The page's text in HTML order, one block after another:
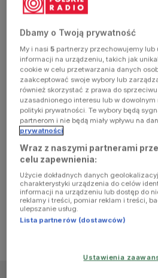
has
occurred
(see the
browser
console for
more
information)
Dbamy o Twoją prywatność
My i nasi5 partnerzy przechowujemy lub
informacji na urządzeniu, takich jak
cookie w celu przetwarzania danych
zaakceptować swoje wybory lub
również skorzystać z prawa do
uzasadnionego interesu lub w
polityki prywatności. Te wybory będą
partnerom i nie będą miały wpływu na
prywatności
Wraz z naszymi partnerami
celu zapewnienia:
Użycie dokładnych danych
charakterystyki urządzenia do celów
informacji na urządzeniu lub dostęp do
reklamy i treści, pomiar reklam i treści,
ulepszanie usług.
Lista partnerów (dostawców)
Ustawienia